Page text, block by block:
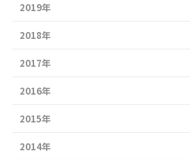
2019年
2018年
2017年
2016年
2015年
2014年